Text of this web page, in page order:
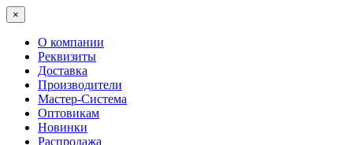
×
О компании
Реквизиты
Доставка
Производители
Мастер-Система
Оптовикам
Новинки
Распродажа